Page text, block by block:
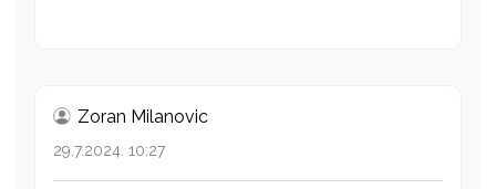
Zoran Milanovic
29.7.2024. 10:27